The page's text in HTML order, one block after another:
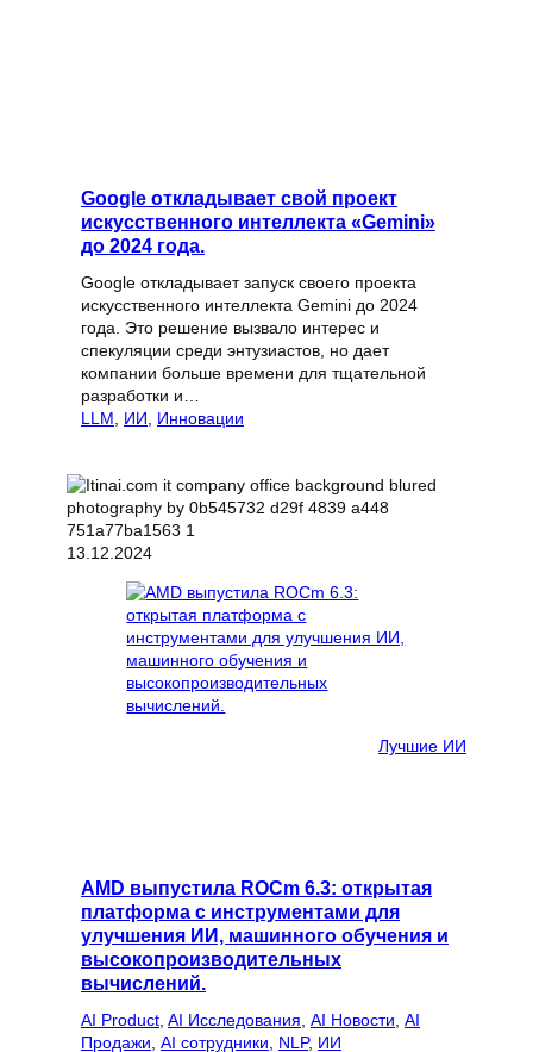
Google откладывает свой проект
искусственного интеллекта «Gemini»
до 2024 года.
Google откладывает запуск своего проекта
искусственного интеллекта Gemini до 2024
года. Это решение вызвало интерес и
спекуляции среди энтузиастов, но дает
компании больше времени для тщательной
разработки и…
LLM
ИИ Инновации
13.12.2024
Лучшие ИИ
AMD выпустила ROCm 6.3: открытая
платформа с инструментами для
улучшения ИИ, машинного обучения и
высокопроизводительных
вычислений.
AI Product AI Исследования AI Новости AI
Продажи AI сотрудники NLP, ИИ